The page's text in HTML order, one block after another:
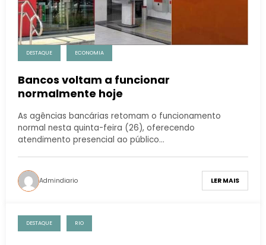
DESTAQUE ECONOMIA
Bancos voltam a funcionar
normalmente hoje
As agências bancárias retomam o funcionamento
normal nesta quinta-feira (26), oferecendo
atendimento presencial ao público…
Admindiario LER MAIS
DESTAQUE RIO